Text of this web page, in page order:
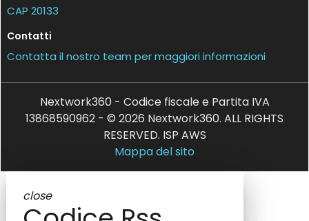
CAP 20133
Contatti
Contatta il nostro team per maggiori informazioni
Nextwork360 - Codice fiscale e Partita IVA
13868590962 - © 2026 Nextwork360. ALL RIGHTS
RESERVED. ISP AWS
Mappa del sito
close